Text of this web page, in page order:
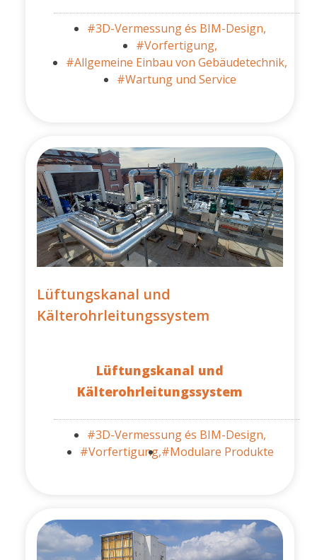
#3D-Vermessung és BIM-Design,
#Vorfertigung,
#Allgemeine Einbau von Gebäudetechnik,
#Wartung und Service
Lüftungskanal und
Kälterohrleitungssystem
Lüftungskanal und
Kälterohrleitungssystem
#3D-Vermessung és BIM-Design,
#Vorfertigung,#Modulare Produkte